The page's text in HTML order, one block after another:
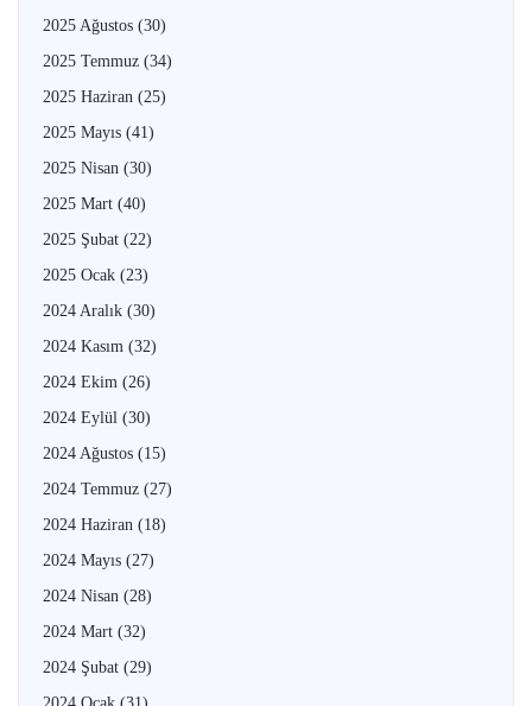
2025 Ağustos (30)
2025 Temmuz (34)
2025 Haziran (25)
2025 Mayıs (41)
2025 Nisan (30)
2025 Mart (40)
2025 Şubat (22)
2025 Ocak (23)
2024 Aralık (30)
2024 Kasım (32)
2024 Ekim (26)
2024 Eylül (30)
2024 Ağustos (15)
2024 Temmuz (27)
2024 Haziran (18)
2024 Mayıs (27)
2024 Nisan (28)
2024 Mart (32)
2024 Şubat (29)